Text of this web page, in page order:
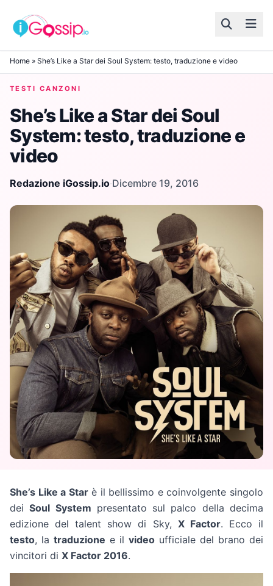
Skip to content
Home » She’s Like a Star dei Soul System: testo, traduzione e video
TESTI CANZONI
She’s Like a Star dei Soul
System: testo, traduzione e
video
Redazione iGossip.io·Dicembre 19, 2016
She’s Like a Starè il bellissimo e coinvolgente singolo
deiSoul System presentato sul palco della decima
edizione del talent show di Sky, X Factor. Ecco il
testo, la traduzione e il video ufficiale del brano dei
vincitori di X Factor 2016.